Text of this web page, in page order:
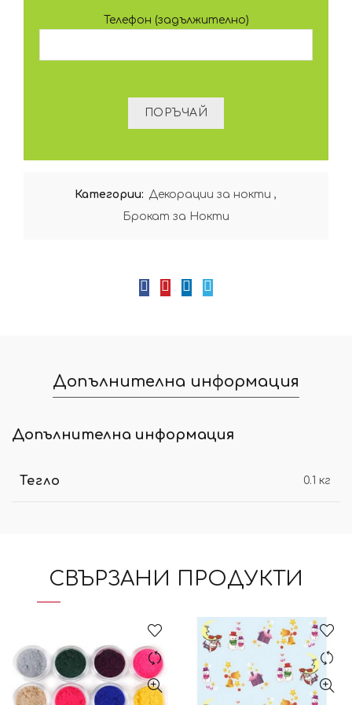
Телефон (задължително)
Категории: Декорации за нокти ,
Брокат за Нокти
Допълнителна информация
Допълнителна информация
Тегло 0.1 кг
СВЪРЗАНИ ПРОДУКТИ